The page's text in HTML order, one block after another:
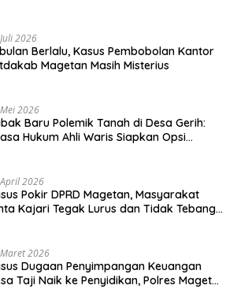
2026
Berlalu, Kasus Pembobolan Kantor
Magetan Masih Misterius
2026
Baru Polemik Tanah di Desa Gerih:
Hukum Ahli Waris Siapkan Opsi
2026
Pokir DPRD Magetan, Masyarakat
Kajari Tegak Lurus dan Tidak Tebang
2026
Dugaan Penyimpangan Keuangan
Taji Naik ke Penyidikan, Polres Magetan